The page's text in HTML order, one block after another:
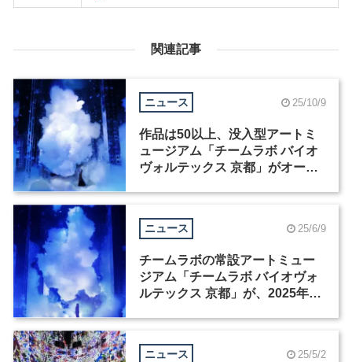
関連記事
ニュース 25/10/9
作品は50以上、没入型アートミ
ュージアム「チームラボ バイオ
ヴォルテックス 京都」がオープ
ニュース 25/6/9
チームラボの常設アートミュー
ジアム「チームラボ バイオヴォ
ルテックス 京都」が、2025年秋
ニュース 25/5/2